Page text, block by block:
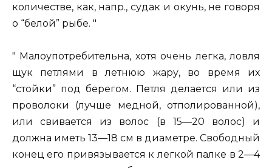
количестве, как, напр., судак и окунь, не говоря
о “белой” рыбе. "
" Малоупотребительна, хотя очень легка, ловля
щук петлями в летнюю жару, во время их
“стойки” под берегом. Петля делается или из
проволоки (лучше медной, отполированной),
или свивается из волос (в 15—20 волос) и
должна иметь 13—18 см в диаметре. Свободный
конец его привязывается к легкой палке в 2—4